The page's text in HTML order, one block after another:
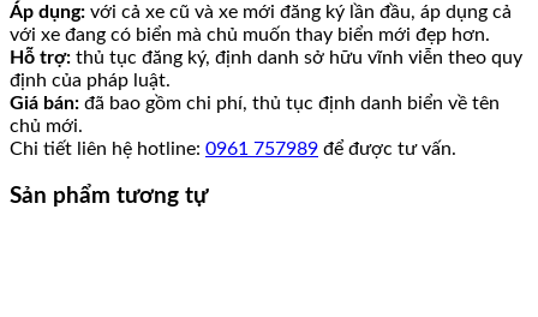
Áp dụng: với cả xe cũ và xe mới đăng ký lần đầu, áp dụng cả
với xe đang có biển mà chủ muốn thay biển mới đẹp hơn.
Hỗ trợ: thủ tục đăng ký, định danh sở hữu vĩnh viễn theo quy
định của pháp luật.
Giá bán: đã bao gồm chi phí, thủ tục định danh biển về tên
chủ mới.
Chi tiết liên hệ hotline: 0961 757989 để được tư vấn.
Sản phẩm tương tự